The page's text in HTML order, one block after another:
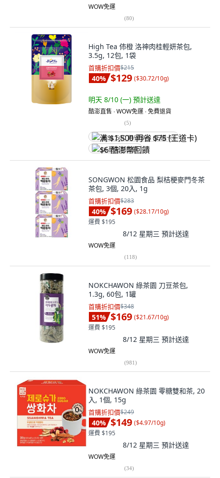
WOW免運
(80)
High Tea 伂橙 洛神肉桂輕妍茶包,
3.5g, 12包, 1袋
首購折扣價$215
40% $129 ($30.72/10g)
明天 8/10 (一) 預計送達
酷澎直售 ∙ WOW免運 ∙ 免費退貨
(5)
满 $1,500 再省 $75 (王道卡)
$6 酷澎幣回饋
SONGWON 松園食品 梨桔梗麥門冬茶
茶包, 3個, 20入, 1g
首購折扣價$283
40% $169 ($28.17/10g)
運費 $195
8/12 星期三 預計送達
WOW免運
(118)
NOKCHAWON 綠茶園 刀豆茶包,
1.3g, 60包, 1罐
首購折扣價$348
51% $169 ($21.67/10g)
運費 $195
8/12 星期三 預計送達
WOW免運
(981)
NOKCHAWON 綠茶園 零糖雙和茶, 20
入, 1個, 15g
首購折扣價$249
40% $149 ($4.97/10g)
運費 $195
8/12 星期三 預計送達
WOW免運
(34)